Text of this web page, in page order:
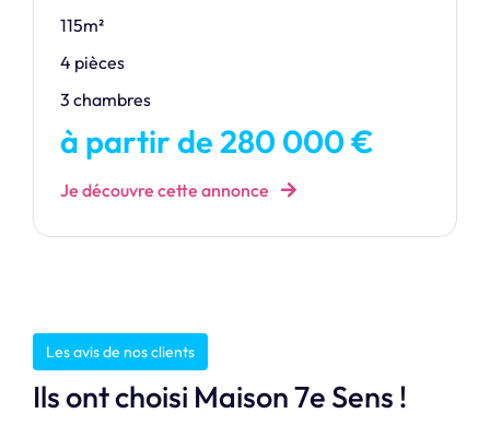
115m²
4 pièces
3 chambres
à partir de 280 000 €
Je découvre cette annonce
Les avis de nos clients
Ils ont choisi Maison 7e Sens !